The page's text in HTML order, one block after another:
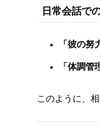
日常会話で
「彼の
「体調管
このように、